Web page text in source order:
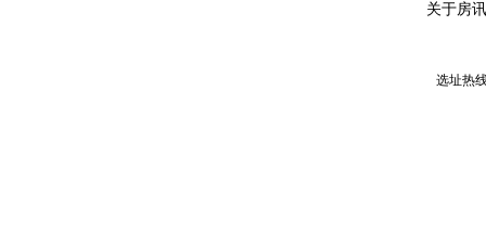
关于房讯
选址热